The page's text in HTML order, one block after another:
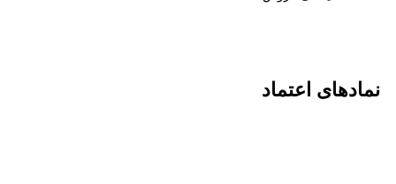
نمادهای اعتماد